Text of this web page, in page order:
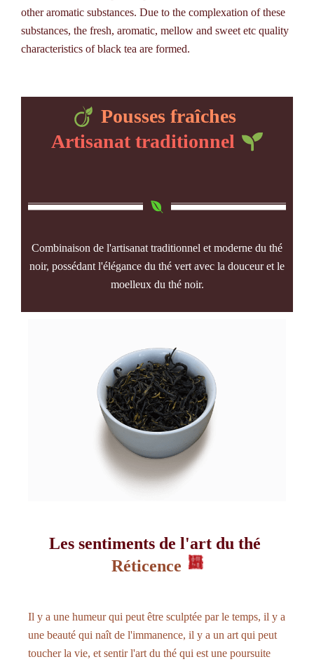
other aromatic substances. Due to the complexation of these
substances, the fresh, aromatic, mellow and sweet etc quality
characteristics of black tea are formed.
Pousses fraîches
Artisanat traditionnel
Combinaison de l'artisanat traditionnel et moderne du thé
noir, possédant l'élégance du thé vert avec la douceur et le
moelleux du thé noir.
Les sentiments de l'art du thé
Réticence
Il y a une humeur qui peut être sculptée par le temps, il y a
une beauté qui naît de l'immanence, il y a un art qui peut
toucher la vie, et sentir l'art du thé qui est une poursuite